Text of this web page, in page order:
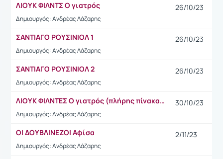
ΛΙΟΥΚ ΦΙΛΝΤΣ Ο γιατρός
Δημιουργός: Ανδρέας Λάζαρης
26/10/23
ΣΑΝΤΙΑΓΟ ΡΟΥΣΙΝΙΟΛ 1
Δημιουργός: Ανδρέας Λάζαρης
26/10/23
ΣΑΝΤΙΑΓΟ ΡΟΥΣΙΝΙΟΛ 2
Δημιουργός: Ανδρέας Λάζαρης
26/10/23
ΛΙΟΥΚ ΦΙΛΝΤΕΣ Ο γιατρός (πλήρης πίνακας)
Δημιουργός: Ανδρέας Λάζαρης
30/10/23
ΟΙ ΔΟΥΒΛΙΝΕΖΟΙ Αφίσα
Δημιουργός: Ανδρέας Λάζαρης
2/11/23